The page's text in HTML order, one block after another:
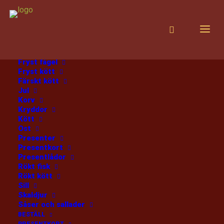
PRODUKTER
Alla produkter
Fryst fågel
Fryst kött
Färskt kött
Jul
Korv
Kryddor
Kött
Ost
Presenter
Presentkort
Presentlådor
Rökt fisk
Rökt kött
Sill
Skaldjur
Såser och sallader
BESTÄLL
Hem Jägarglögg
Jägarglögg
TILLMANS 50 CL
69:-